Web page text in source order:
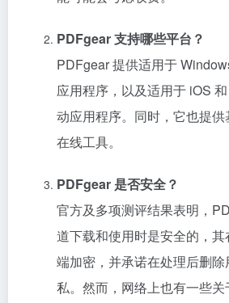
PDFgear 支持哪些平台？
PDFgear 提供适用于
应用程序，以及适用于 iOS
动应用程序。同时，它也提
在线工具。
PDFgear 是否安全？
官方及多项测评结果表明，
道下载和使用时是安全的，
端加密，并承诺在处理后删
私。然而，网络上也有一些